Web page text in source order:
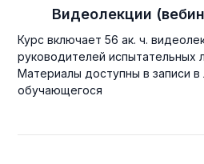
Видеолекции
Курс включает 56 ак. ч.
руководителей испытательных
Материалы доступны в записи в
обучающегося